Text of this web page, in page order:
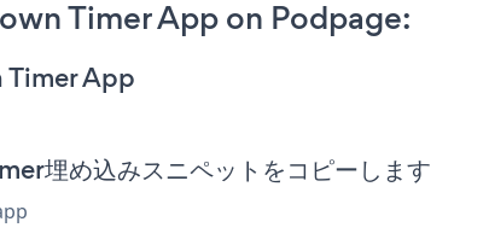
Timer App on Podpage:
App
め込みスニペットをコピーします